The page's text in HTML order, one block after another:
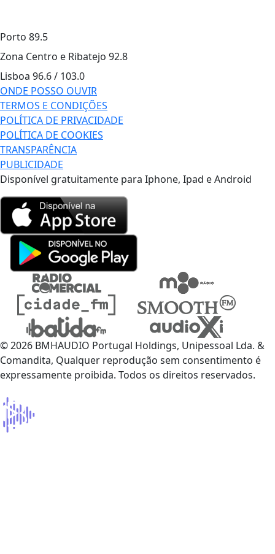
Porto 89.5
Zona Centro e Ribatejo 92.8
Lisboa 96.6 / 103.0
ONDE POSSO OUVIR
TERMOS E CONDIÇÕES
POLÍTICA DE PRIVACIDADE
POLÍTICA DE COOKIES
TRANSPARÊNCIA
PUBLICIDADE
Disponível gratuitamente para Iphone, Ipad e Android
© 2026 BMHAUDIO Portugal Holdings, Unipessoal Lda. &
Comandita, Qualquer reprodução sem consentimento é
expressamente proibida. Todos os direitos reservados.